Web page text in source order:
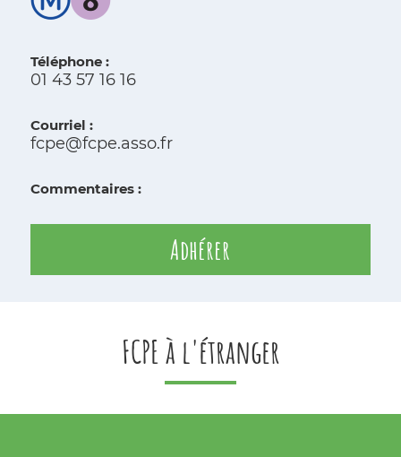
Téléphone :
01 43 57 16 16
Courriel :
fcpe@fcpe.asso.fr
Commentaires :
Adhérer
FCPE à l'étranger